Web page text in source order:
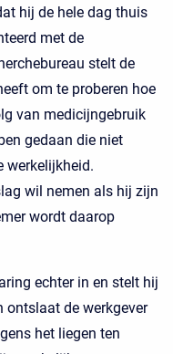
hij de hele dag thuis
met de
stelt de
om te proberen hoe
van medicijngebruik
gedaan die niet
werkelijkheid.
wil nemen als hij zijn
wordt daarop
echter in en stelt hij
ontslaat de werkgever
het liegen ten